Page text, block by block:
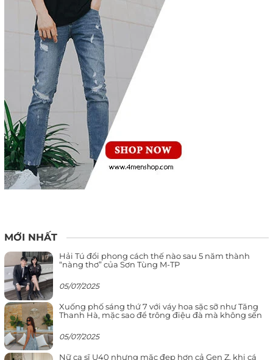
MỚI NHẤT
Hải Tú đổi phong cách thế nào sau 5 năm thành
“nàng thơ” của Sơn Tùng M-TP
05/07/2025
Xuống phố sáng thứ 7 với váy hoa sặc sỡ như Tăng
Thanh Hà, mặc sao để trông điệu đà mà không sến
05/07/2025
Nữ ca sĩ U40 nhưng mặc đẹp hơn cả Gen Z, khi cá